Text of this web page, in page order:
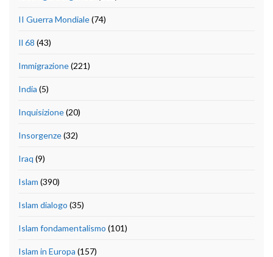
II Guerra Mondiale(74)
Il 68 (43)
Immigrazione(221)
India (5)
Inquisizione(20)
Insorgenze(32)
Iraq (9)
Islam (390)
Islam dialogo (35)
Islam fondamentalismo (101)
Islam in Europa (157)